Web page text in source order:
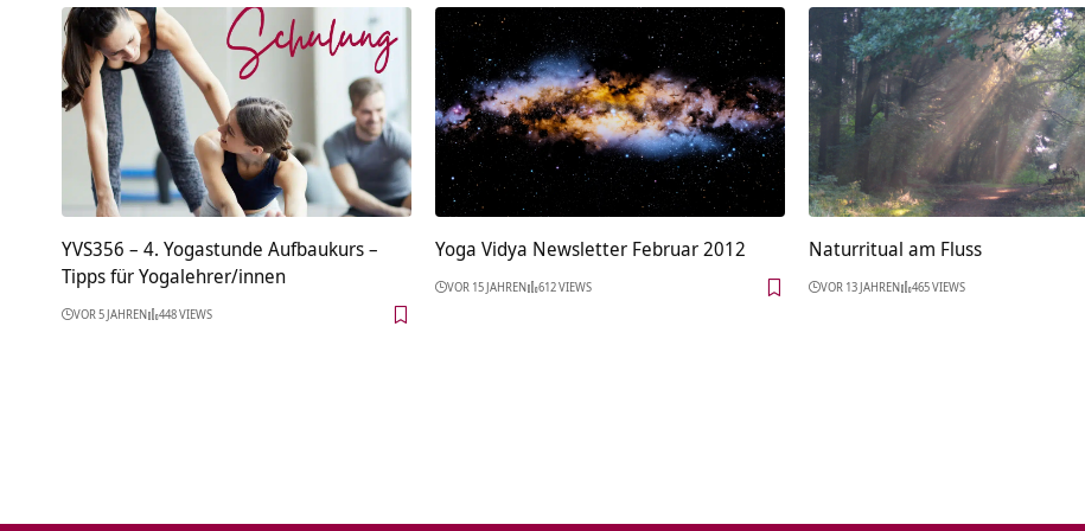
YVS356 – 4. Yogastunde Aufbaukurs –
Tipps für Yogalehrer/innen
VOR 5 JAHREN 448 VIEWS
Yoga Vidya Newsletter Februar 2012
VOR 15 JAHREN 612 VIEWS
Naturritual am Fluss
VOR 13 JAHREN 465 VIEWS